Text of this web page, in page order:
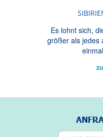
Es lohnt sich,
größer als jedes